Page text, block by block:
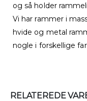
og så holder
Vi har rammer i
hvide og metal
nogle i forskellige
RELATEREDE